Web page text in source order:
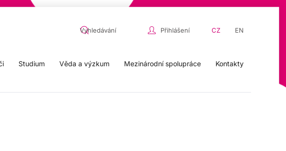
Přihlášení CZ EN
Studium Věda a výzkum Mezinárodní spolupráce Kontakty